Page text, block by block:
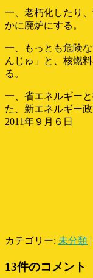
一、老朽化したり
かに廃炉にする。
一、もっとも危険
んじゅ」と、核燃
る。
一、省エネルギー
た、新エネルギー
2011年９月６日
カテゴリー: 未分類 |
13件のコメント